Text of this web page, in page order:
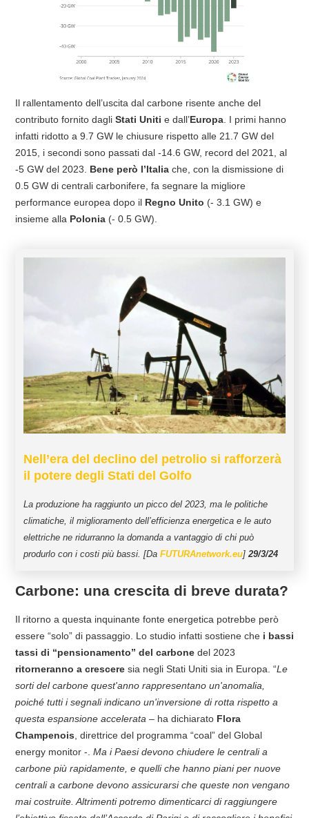
Il rallentamento dell’uscita dal carbone risente anche del
contributo fornito dagli Stati Uniti e dall’Europa . I primi hanno
infatti ridotto a 9.7 GW le chiusure rispetto alle 21.7 GW del
2015, i secondi sono passati dal -14.6 GW, record del 2021, al
-5 GW del 2023. Bene però l’Italia che, con la dismissione di
0.5 GW di centrali carbonifere, fa segnare la migliore
performance europea dopo il Regno Unito (- 3.1 GW) e
insieme alla Polonia (- 0.5 GW).
Nell’era del declino del petrolio si rafforzerà
il potere degli Stati del Golfo
La produzione ha raggiunto un picco del 2023, ma le politiche
climatiche, il miglioramento dell’efficienza energetica e le auto
elettriche ne ridurranno la domanda a vantaggio di chi può
produrlo con i costi più bassi. [Da FUTURAnetwork.eu] 29/3/24
Carbone: una crescita di breve durata?
Il ritorno a questa inquinante fonte energetica potrebbe però
essere “solo” di passaggio. Lo studio infatti sostiene che i bassi
tassi di “pensionamento” del carbone del 2023
ritorneranno a crescere sia negli Stati Uniti sia in Europa. “Le
sorti del carbone quest'anno rappresentano un'anomalia,
poiché tutti i segnali indicano un'inversione di rotta rispetto a
questa espansione accelerata – ha dichiarato Flora
Champenois, direttrice del programma “coal” del Global
energy monitor -. Ma i Paesi devono chiudere le centrali a
carbone più rapidamente, e quelli che hanno piani per nuove
centrali a carbone devono assicurarsi che queste non vengano
mai costruite. Altrimenti potremo dimenticarci di raggiungere